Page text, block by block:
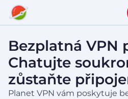
Bezplatná VPN
Chatujte
zůstaňte
Planet VPN vám poskytuje